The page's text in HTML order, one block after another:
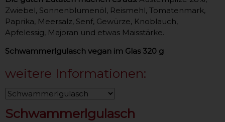
Zwiebel, Sonnenblumenöl, Reismehl, Tomatenmark,
Paprika, Meersalz, Senf, Gewürze, Knoblauch,
Apfelessig, Majoran und etwas Maisstärke.
Schwammerlgulasch vegan im Glas 320 g
weitere Informationen:
Schwammerlgulasch